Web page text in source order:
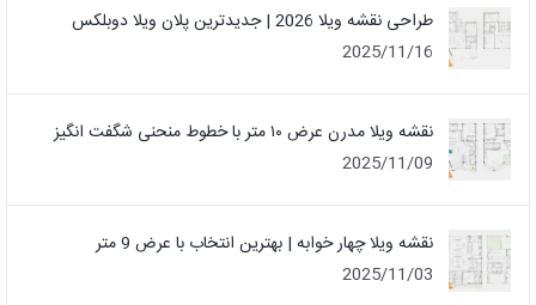
طراحی نقشه ویلا 2026 | جدیدترین پلان ویلا دوبلکس
2025/11/16
نقشه ویلا مدرن عرض ۱۰ متر با خطوط منحنی شگفت انگیز
2025/11/09
نقشه ویلا چهار خوابه | بهترین انتخاب با عرض 9 متر
2025/11/03